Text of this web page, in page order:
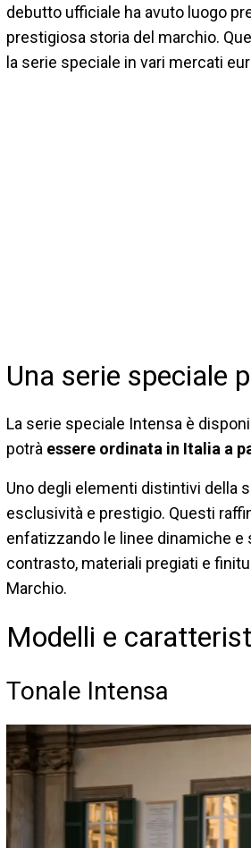
debutto ufficiale ha avuto luogo
prestigiosa storia del marchio.
la serie speciale in vari mercati
Una serie speciale
La serie speciale Intensa è
potrà essere ordinata in Italia a
Uno degli elementi distintivi della
esclusività e prestigio. Questi
enfatizzando le linee dinamiche
contrasto, materiali pregiati e
Marchio.
Modelli e
Tonale Intensa